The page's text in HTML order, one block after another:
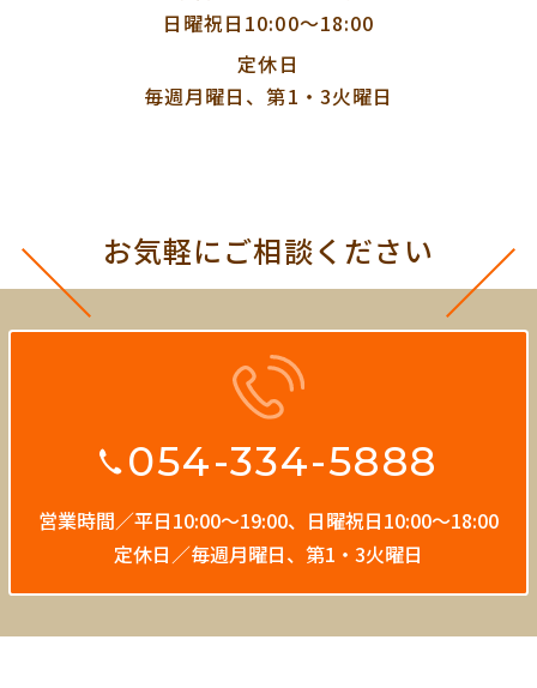
日曜祝日10:00〜18:00
定休日
毎週月曜日、第1・3火曜日
お気軽にご相談ください
054-334-5888
営業時間／平日10:00〜19:00、 日曜祝日10:00〜18:00
定休日／毎週月曜日、第1・3火曜日